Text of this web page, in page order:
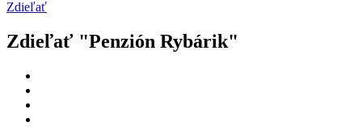
Zdieľať
Zdieľať "Penzión Rybárik"